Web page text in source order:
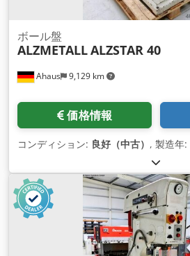
Ahaus 9,129 km
ボール盤
ALZMETALLALZSTAR 40
価格情報
コンディション: 良好（中古） , 製造年: